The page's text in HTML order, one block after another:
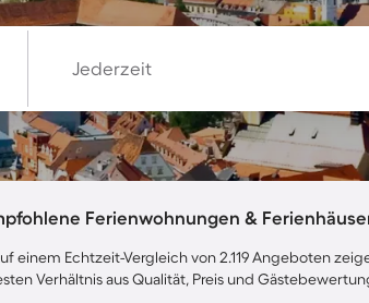
Jederzeit
Ferienwohnungen &
einem Echtzeit-Vergleich von 2.119 Angeboten
Verhältnis aus Qualität, Preis und